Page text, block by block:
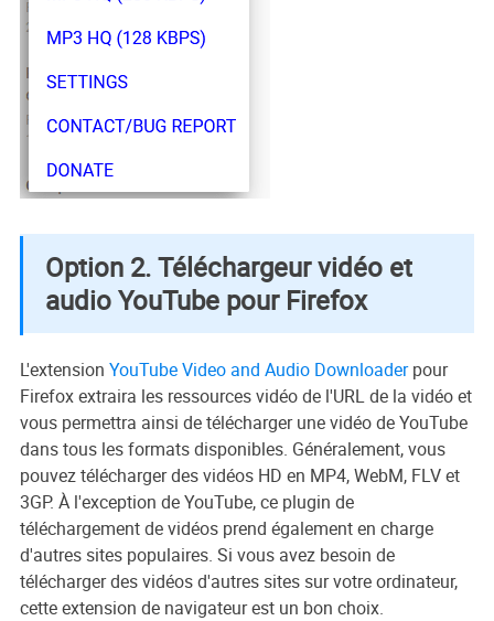
Option 2. Téléchargeur vidéo et
audio YouTube pour Firefox
L'extension YouTube Video and Audio Downloaderpour
Firefox extraira les ressources vidéo de l'URL de la vidéo et
vous permettra ainsi de télécharger une vidéo de YouTube
dans tous les formats disponibles. Généralement, vous
pouvez télécharger des vidéos HD en MP4, WebM, FLV et
3GP. À l'exception de YouTube, ce plugin de
téléchargement de vidéos prend également en charge
d'autres sites populaires. Si vous avez besoin de
télécharger des vidéos d'autres sites sur votre ordinateur,
cette extension de navigateur est un bon choix.